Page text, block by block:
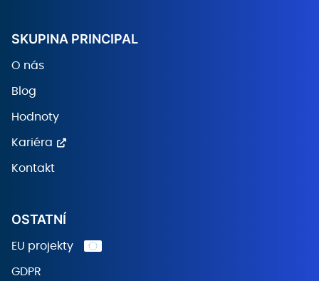
SKUPINA PRINCIPAL
O nás
Blog
Hodnoty
Kariéra
Kontakt
OSTATNÍ
EU projekty
GDPR